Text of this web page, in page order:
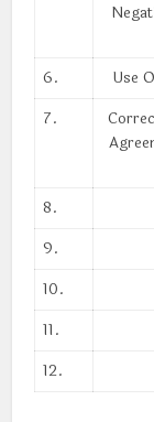
6.
Use
7.
8.
9.
10.
11.
12.